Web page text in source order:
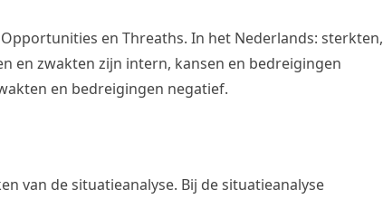
en Threaths. In het Nederlands: sterkten,
en zwakten zijn intern, kansen en bedreigingen
en bedreigingen negatief.
van de situatieanalyse. Bij de situatieanalyse